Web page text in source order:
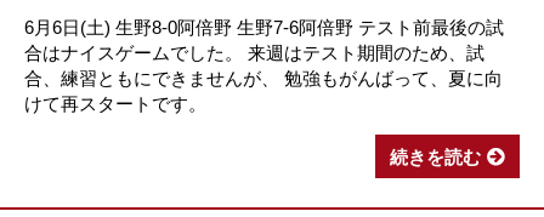
6月6日(土) 生野8-0阿倍野 生野7-6阿倍野 テスト前最後の試
合はナイスゲームでした。 来週はテスト期間のため、試
合、練習ともにできませんが、 勉強もがんばって、夏に向
けて再スタートです。
続きを読む